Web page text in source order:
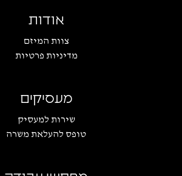
אודות
צוות המיזם
מדיניות פרטיות
מעסיקים
שירות למעסיק
טופס להעלאת משרה